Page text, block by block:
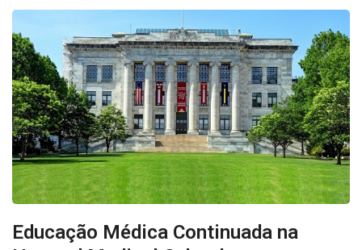
Educação Médica Continuada na